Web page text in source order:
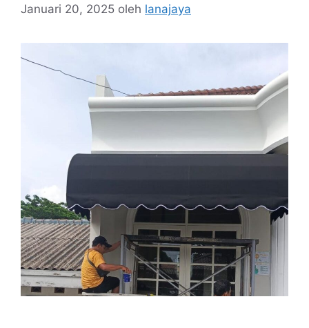
Januari 20, 2025 oleh lanajaya